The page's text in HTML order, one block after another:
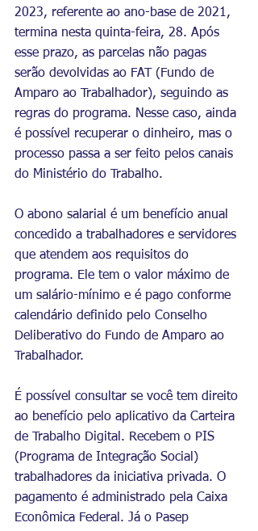
2023, referente ao ano-base de 2021,
termina nesta quinta-feira, 28. Após
esse prazo, as parcelas não pagas
serão devolvidas ao FAT (Fundo de
Amparo ao Trabalhador), seguindo as
regras do programa. Nesse caso, ainda
é possível recuperar o dinheiro, mas o
processo passa a ser feito pelos canais
do Ministério do Trabalho.
O abono salarial é um benefício anual
concedido a trabalhadores e servidores
que atendem aos requisitos do
programa. Ele tem o valor máximo de
um salário-mínimo e é pago conforme
calendário definido pelo Conselho
Deliberativo do Fundo de Amparo ao
Trabalhador.
É possível consultar se você tem direito
ao benefício pelo aplicativo da Carteira
de Trabalho Digital. Recebem o PIS
(Programa de Integração Social)
trabalhadores da iniciativa privada. O
pagamento é administrado pela Caixa
Econômica Federal. Já o Pasep